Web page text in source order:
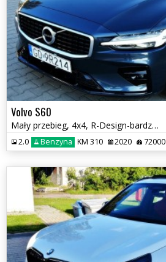
Volvo S60
Mały przebieg, 4x4, R-Design-bardzo bogate wyposażenie
2.0 Benzyna KM 310 2020 72000